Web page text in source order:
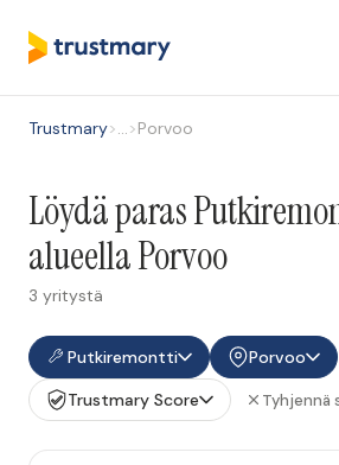
Trustmary>…>Porvoo
Löydä paras
alueella Porvoo
3 yritystä
Putkiremontti
Porvoo
Trustmary Score
Tyhjennä